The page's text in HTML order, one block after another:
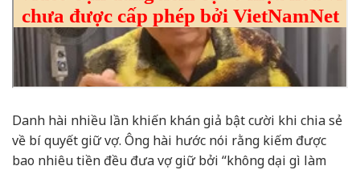
Danh hài nhiều lần khiến khán giả bật cười khi chia sẻ
về bí quyết giữ vợ. Ông hài hước nói rằng kiếm được
bao nhiêu tiền đều đưa vợ giữ bởi “không dại gì làm